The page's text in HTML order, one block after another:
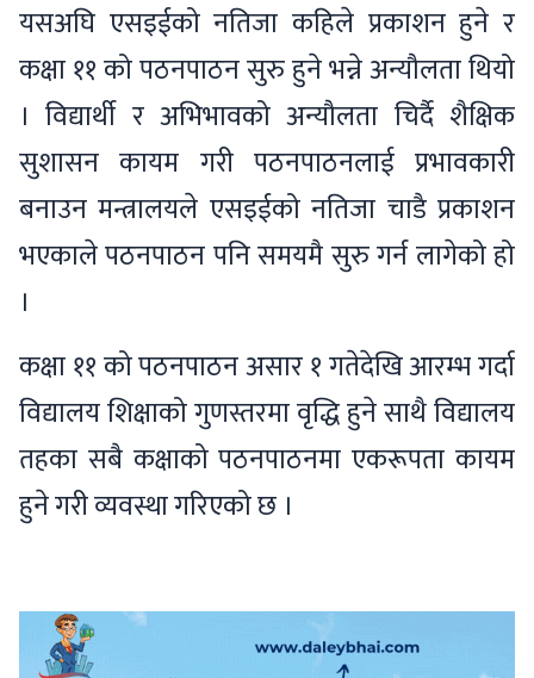
यसअघि एसइईको नतिजा कहिले प्रकाशन हुने र
कक्षा ११ को पठनपाठन सुरु हुने भन्ने अन्यौलता थियो
। विद्यार्थी र अभिभावको अन्यौलता चिर्दै शैक्षिक
सुशासन कायम गरी पठनपाठनलाई प्रभावकारी
बनाउन मन्त्रालयले एसइईको नतिजा चाडै प्रकाशन
भएकाले पठनपाठन पनि समयमै सुरु गर्न लागेको हो
।
कक्षा ११ को पठनपाठन असार १ गतेदेखि आरम्भ गर्दा
विद्यालय शिक्षाको गुणस्तरमा वृद्धि हुने साथै विद्यालय
तहका सबै कक्षाको पठनपाठनमा एकरूपता कायम
हुने गरी व्यवस्था गरिएको छ ।